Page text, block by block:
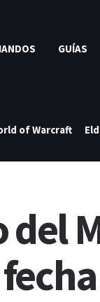
GUÍAS
of Warcraft
del